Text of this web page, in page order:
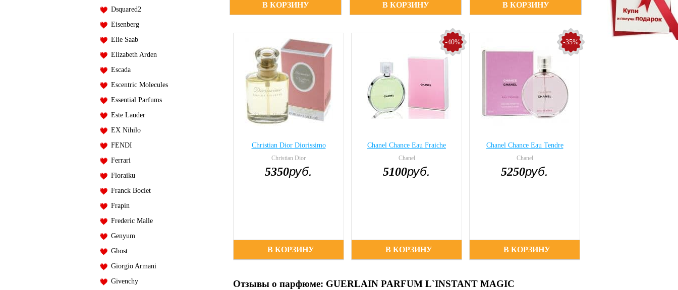
Dsquared2
Eisenberg
Elie Saab
Elizabeth Arden
Escada
Escentric Molecules
Essential Parfums
Este Lauder
EX Nihilo
FENDI
Ferrari
Floraiku
Franck Boclet
Frapin
Frederic Malle
Genyum
Ghost
Giorgio Armani
Givenchy
В КОРЗИНУ В КОРЗИНУ В КОРЗИНУ В КОРЗИНУ
Christian Dior Diorissimo
Christian Dior
5350руб.
В КОРЗИНУ
-40%
Chanel Chance Eau Fraiche
Chanel
5100руб.
В КОРЗИНУ
-35%
Chanel Chance Eau Tendre
Chanel
5250руб.
В КОРЗИНУ
Отзывы о парфюме: GUERLAIN PARFUM L`INSTANT MAGIC